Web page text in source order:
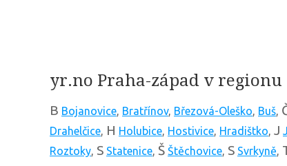
yr.no Praha-západ v regionu
B Bojanovice, Bratřínov, Březová-Oleško, Buš,
Drahelčice, H Holubice, Hostivice, Hradištko, J
Roztoky, S Statenice, Š Štěchovice, S Svrkyně,